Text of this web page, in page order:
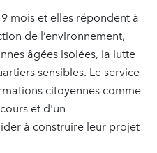
mois et elles répondent à
de l’environnement,
âgées isolées, la lutte
sensibles. Le service
citoyennes comme
et d'un
à construire leur projet